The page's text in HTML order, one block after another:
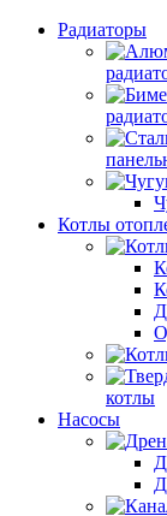
Радиаторы
Котлы
котлы
Насосы